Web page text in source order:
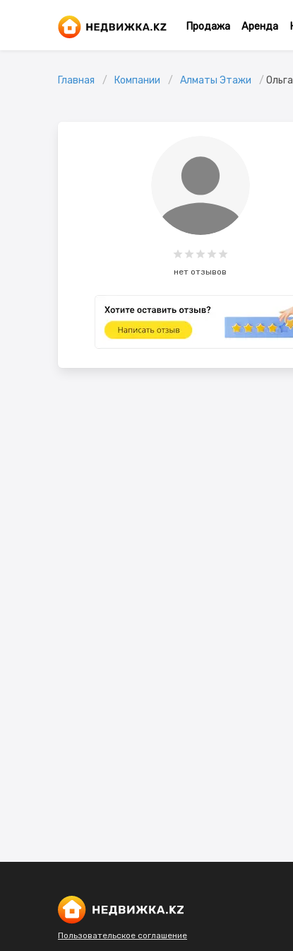
Продажа Аренда
Главная Компании Алматы Этажи
нет отзывов
Пользовательское соглашение